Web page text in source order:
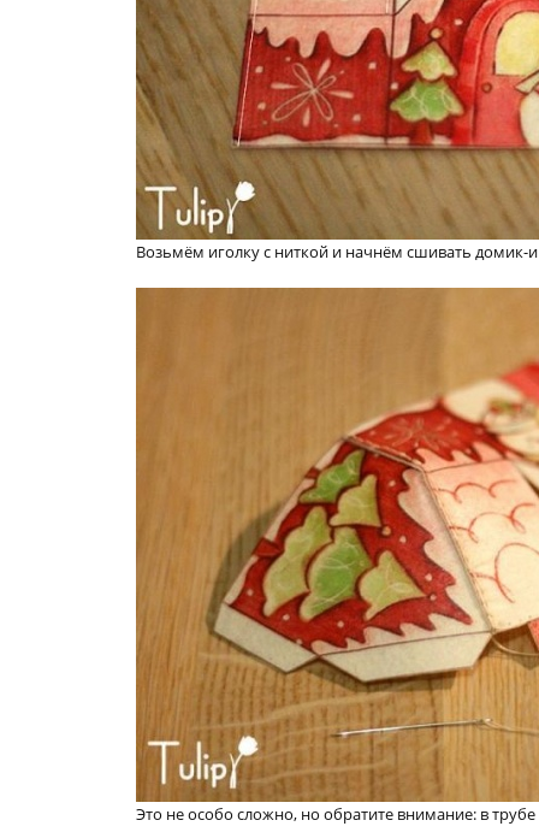
Возьмём иголку с ниткой и начнём сшивать домик-
Это не особо сложно, но обратите внимание: в